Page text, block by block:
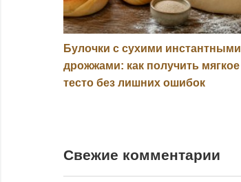
Булочки с сухими инстантными
дрожжами: как получить мягкое
тесто без лишних ошибок
Свежие комментарии